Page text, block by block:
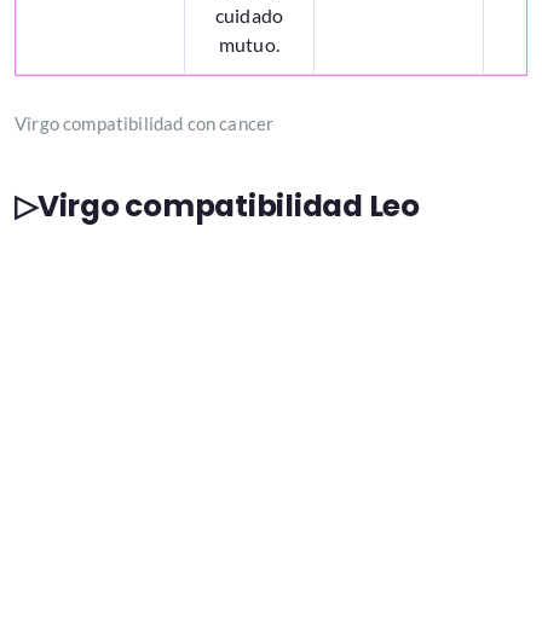
cuidado
mutuo.
Virgo compatibilidad con cancer
▷Virgo compatibilidad Leo